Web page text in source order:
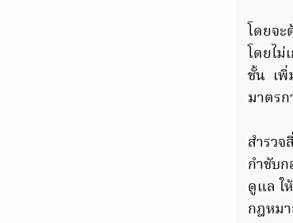
โดยจ
โดยไ
ชั้น เพิ่
มาตรก
สำรว
กำชับ
ดูแล ใ
กฎหม